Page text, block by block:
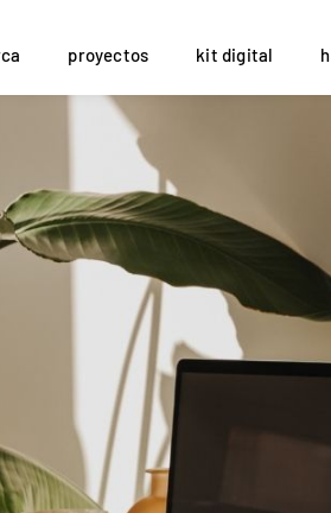
proyectos kit digital